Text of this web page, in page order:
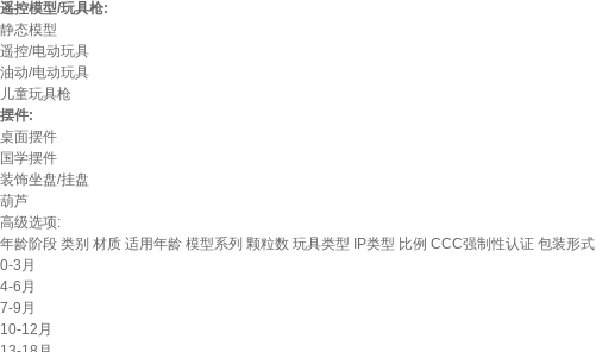
遥控模型/玩具枪:
静态模型
遥控/电动玩具
油动/电动玩具
儿童玩具枪
摆件:
桌面摆件
国学摆件
装饰坐盘/挂盘
葫芦
高级选项:
年龄阶段 类别 材质 适用年龄 模型系列 颗粒数 玩具类型 IP类型 比例 CCC强制性认证 包装形式
0-3月
4-6月
7-9月
10-12月